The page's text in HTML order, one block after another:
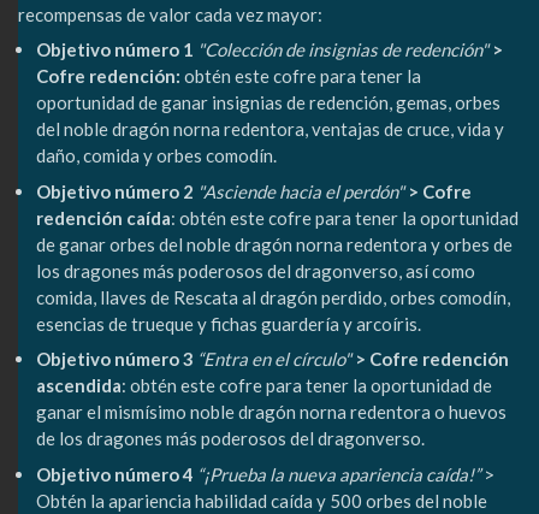
recompensas de valor cada vez mayor:
Objetivo número 1 "Colección de insignias de redención" >
Cofre redención: obtén este cofre para tener la
oportunidad de ganar insignias de redención, gemas, orbes
del noble dragón norna redentora, ventajas de cruce, vida y
daño, comida y orbes comodín.
Objetivo número 2 "Asciende hacia el perdón"> Cofre
redención caída: obtén este cofre para tener la oportunidad
de ganar orbes del noble dragón norna redentora y orbes de
los dragones más poderosos del dragonverso, así como
comida, llaves de Rescata al dragón perdido, orbes comodín,
esencias de trueque y fichas guardería y arcoíris.
Objetivo número 3 “Entra en el círculo"> Cofre redención
ascendida: obtén este cofre para tener la oportunidad de
ganar el mismísimo noble dragón norna redentora o huevos
de los dragones más poderosos del dragonverso.
Objetivo número 4 “¡Prueba la nueva apariencia caída!”>
Obtén la apariencia habilidad caída y 500 orbes del noble